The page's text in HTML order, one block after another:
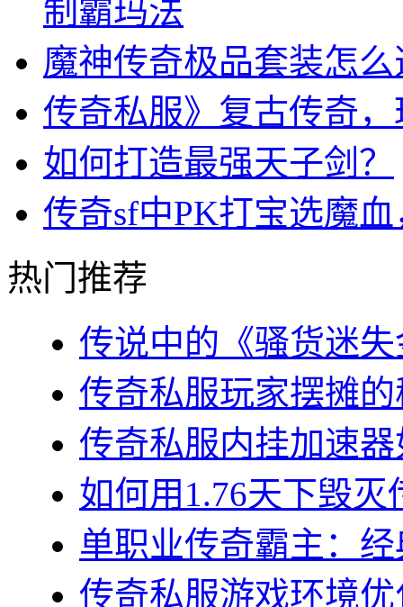
制霸玛法
魔神传奇极品套装怎
传奇私服》复古传奇
如何打造最强天子剑？
传奇sf中PK打宝选魔
热门推荐
传说中的《骚货迷
传奇私服玩家摆摊
传奇私服内挂加速
如何用1.76天下毁灭
单职业传奇霸主：
传奇私服游戏环境